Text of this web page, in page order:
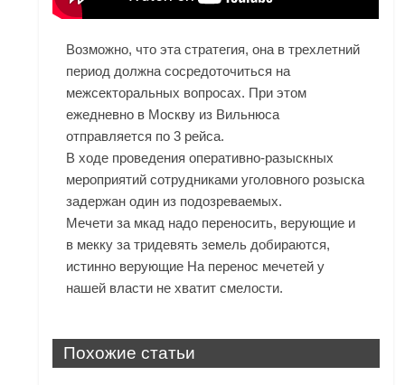
Возможно, что эта стратегия, она в трехлетний
период должна сосредоточиться на
межсекторальных вопросах. При этом
ежедневно в Москву из Вильнюса
отправляется по 3 рейса.
В ходе проведения оперативно-разыскных
мероприятий сотрудниками уголовного розыска
задержан один из подозреваемых.
Мечети за мкад надо переносить, верующие и
в мекку за тридевять земель добираются,
истинно верующие На перенос мечетей у
нашей власти не хватит смелости.
Похожие статьи